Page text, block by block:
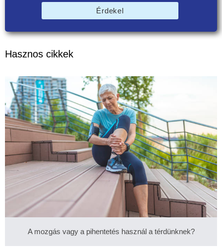
Érdekel
Hasznos cikkek
A mozgás vagy a pihentetés használ a térdünknek?